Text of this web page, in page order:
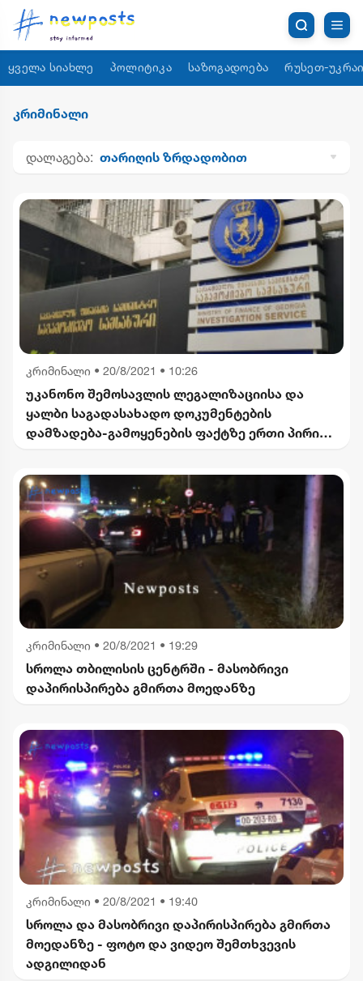
ყველა სიახლე პოლიტიკა საზოგადოება რუსეთ-
კრიმინალი
დალაგება: თარიღის ზრდადობით
კრიმინალი • 20/8/2021 • 10:26
უკანონო შემოსავლის ლეგალიზაციისა და
ყალბი საგადასახადო დოკუმენტების
დამზადება-გამოყენების ფაქტზე ერთი პირი
კრიმინალი • 20/8/2021 • 19:29
სროლა თბილისის ცენტრში - მასობრივი
დაპირისპირება გმირთა მოედანზე
კრიმინალი • 20/8/2021 • 19:40
სროლა და მასობრივი დაპირისპირება გმირთა
მოედანზე - ფოტო და ვიდეო შემთხვევის
ადგილიდან